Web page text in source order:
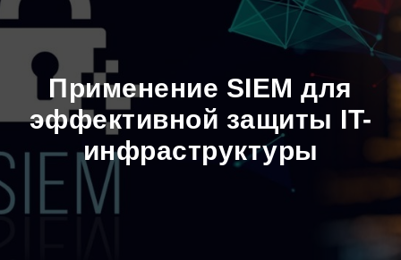
Применение SIEM для
эффективной защиты IT-
инфраструктуры